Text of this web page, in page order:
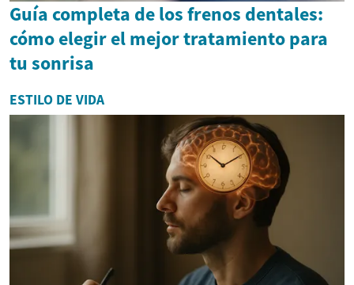
Guía completa de los frenos dentales:
cómo elegir el mejor tratamiento para
tu sonrisa
ESTILO DE VIDA